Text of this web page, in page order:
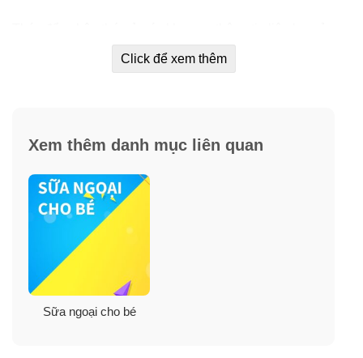
GMO Infant 941g
Click để xem thêm
Xem thêm danh mục liên quan
Sữa ngoại cho bé